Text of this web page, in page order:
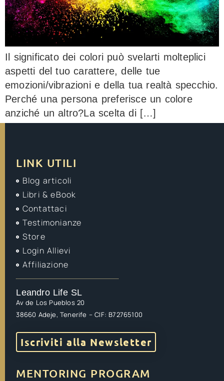
Il significato dei colori può svelarti molteplici
aspetti del tuo carattere, delle tue
emozioni/vibrazioni e della tua realtà specchio.
Perché una persona preferisce un colore
anziché un altro?La scelta di […]
LINK UTILI
Blog articoli
Libri & eBook
Contattaci
Testimonianze
Store
Login Allievi
Affiliazione
Leandro Life SL
Av de Los Pueblos 20
38660 Adeje, Tenerife – CIF: B72765100
Iscriviti alla Newsletter
MENTORING PROGRAM